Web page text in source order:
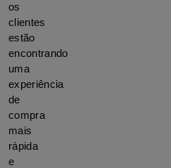
os
clientes
estão
encontrando
uma
experiência
de
compra
mais
rápida
e